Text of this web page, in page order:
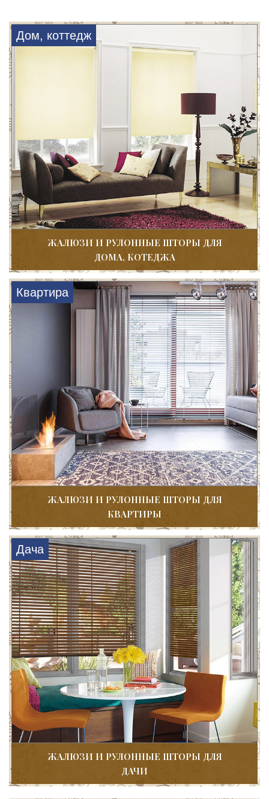
Дом, коттедж
ЖАЛЮЗИ И РУЛОННЫЕ ШТОРЫ ДЛЯ
ДОМА, КОТЕДЖА
Квартира
ЖАЛЮЗИ И РУЛОННЫЕ ШТОРЫ ДЛЯ
КВАРТИРЫ
Дача
ЖАЛЮЗИ И РУЛОННЫЕ ШТОРЫ ДЛЯ
ДАЧИ